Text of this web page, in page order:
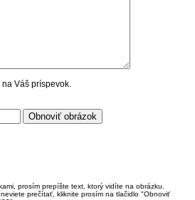
Váš príspevok.
prosím prepíšte text, ktorý vidíte na obrázku.
prečítať, kliknite prosím na tlačidlo "Obnoviť